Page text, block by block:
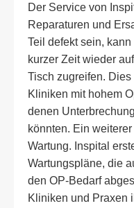
Der Service von
Reparaturen und
Teil defekt sein,
kurzer Zeit wieder
Tisch zugreifen.
Kliniken mit hohem
denen
könnten. Ein
Wartung. Inspital
Wartungspläne, die
den OP-Bedarf
Kliniken und Praxen